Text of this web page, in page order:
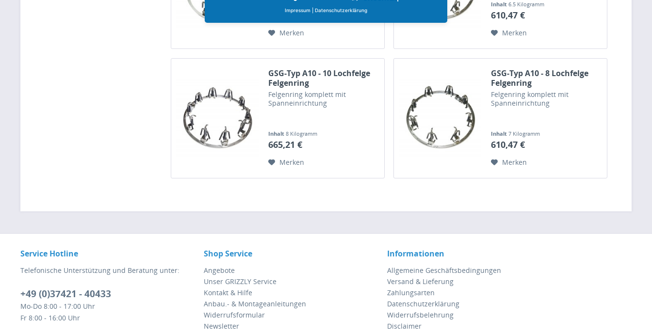
550,97 €
Merken
Inhalt6.5 Kilogramm
610,47 €
Merken
GSG-Typ A10 - 10 Lochfelge
Felgenring
Felgenring komplett mit
Spanneinrichtung
Inhalt8 Kilogramm
665,21 €
Merken
GSG-Typ A10 - 8 Lochfelge
Felgenring
Felgenring komplett mit
Spanneinrichtung
Inhalt7 Kilogramm
610,47 €
Merken
Service Hotline
Telefonische Unterstützung und Beratung unter:
+49 (0)37421 - 40433
Mo-Do 8:00 - 17:00 Uhr
Fr 8:00 - 16:00 Uhr
Shop Service
Angebote
Unser GRIZZLY Service
Kontakt & Hilfe
Anbau.- & Montageanleitungen
Widerrufsformular
Newsletter
Informationen
Allgemeine Geschäftsbedingungen
Versand & Lieferung
Zahlungsarten
Datenschutzerklärung
Widerrufsbelehrung
Disclaimer
Impressum Datenschutzerklärung